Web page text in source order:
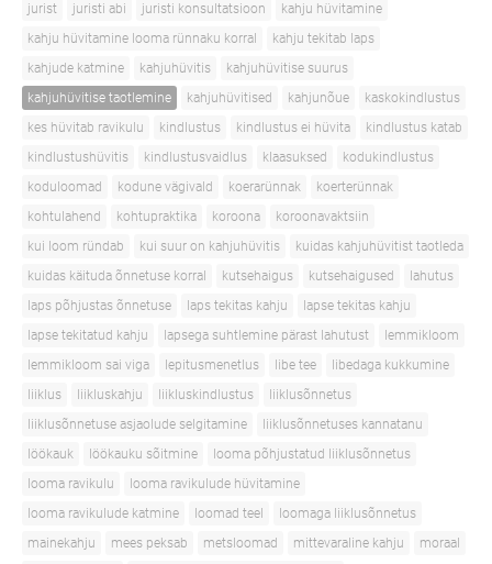
jurist
juristi abi juristi konsultatsioon
kahju hüvitamine
kahju hüvitamine looma rünnaku korral
kahju tekitab laps
kahjude katmine
kahjuhüvitis
kahjuhüvitise suurus
kahjuhüvitise taotlemine
kahjuhüvitised kahjunõue
kaskokindlustus
kes hüvitab ravikulu
kindlustus kindlustus ei hüvita
kindlustus katab
kindlustushüvitis
kindlustusvaidlus klaasuksed
kodukindlustus
koduloomad
kodune vägivald koerarünnak
koerterünnak
kohtulahend
kohtupraktika koroona
koroonavaktsiin
kui loom ründab
kui suur on kahjuhüvitis
kuidas kahjuhüvitist taotleda
kuidas käituda õnnetuse korral
kutsehaigus kutsehaigused
lahutus
laps põhjustas õnnetuse
laps tekitas kahju
lapse tekitas kahju
lapse tekitatud kahju
lapsega suhtlemine pärast lahutust
lemmikloom
lemmikloom sai viga
lepitusmenetlus libe tee
libedaga kukkumine
liiklus
liikluskahju liikluskindlustus
liiklusõnnetus
liiklusõnnetuse asjaolude selgitamine
liiklusõnnetuses kannatanu
löökauk
löökauku sõitmine
looma põhjustatud liiklusõnnetus
looma ravikulu
looma ravikulude hüvitamine
looma ravikulude katmine
loomad teel
loomaga liiklusõnnetus
mainekahju
mees peksab metsloomad mittevaraline kahju
moraal